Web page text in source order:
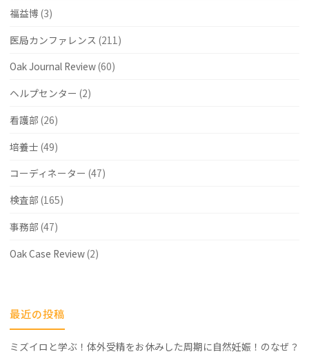
福益博 (3)
医局カンファレンス (211)
Oak Journal Review(60)
ヘルプセンター (2)
看護部 (26)
培養士 (49)
コーディネーター (47)
検査部 (165)
事務部 (47)
Oak Case Review(2)
最近の投稿
ミズイロと学ぶ！体外受精をお休みした周期に自然妊娠！のなぜ？